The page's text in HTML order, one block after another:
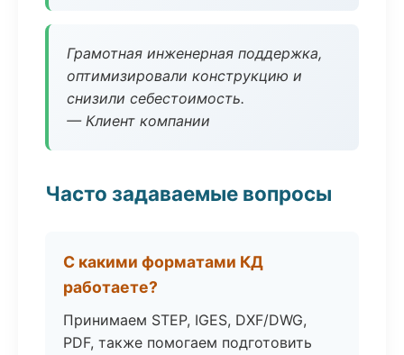
Грамотная инженерная поддержка,
оптимизировали конструкцию и
снизили себестоимость.
— Клиент компании
Часто задаваемые вопросы
С какими форматами КД
работаете?
Принимаем STEP, IGES, DXF/DWG,
PDF, также помогаем подготовить